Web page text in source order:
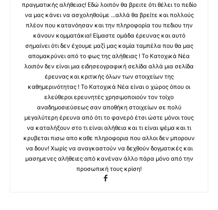
πραγματικής αλήθειας! Εδώ λοιπόν θα βρειτε ότι θέλει το πεδίο
να μας κάνει να ασχοληθούμε ...αλλά θα βρείτε και πολλούς
πλέον που κατανόησαν και την πληροφορία του πεδιου την
κάνουν κομματάκια! Είμαστε ομάδα έρευνας και αυτό
σημαίνει ότι δεν έχουμε μαζί μας καμία ταμπέλα που θα μας
απομακρύνει από το φως της αλήθειας ! Το Κατοχικά Νέα
λοιπόν δεν είναι μια ειδησεογραφική σελίδα αλλά μια σελίδα
έρευνας και κριτικής όλων των στοιχείων της
καθημερινότητας ! Το Κατοχικά Νέα είναι ο χώρος όπου οι
ελεύθεροι ερευνητές χρησιμοποιούν τον τοίχο
αναδημοσιεύσεως σαν αποθήκη στοιχείων σε πολύ
μεγαλύτερη έρευνα από ότι το φανερό έτσι ώστε μόνοι τους
να καταλήξουν στο τι είναι αλήθεια και τι είναι ψέμα και τι
κρυβεται πισω απο καθε πληροφορια που αλλοι δεν μπορουν
να δουν! Χωρίς να αναγκαστούν να δεχθούν δογματικές και
μασημενες αλήθειες από κανέναν άλλο πάρα μόνο από την
προσωπική τους κρίση!